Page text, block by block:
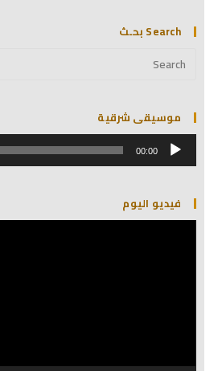
Search بحـث
موسيقى شرقية
مشغل
الصوت 00:00
فيديو اليوم